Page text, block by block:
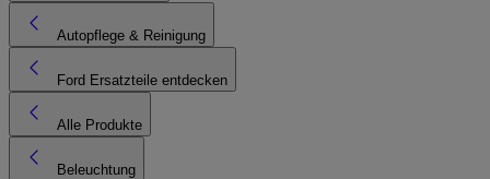
Autopflege & Reinigung
Ford Ersatzteile entdecken
Alle Produkte
Beleuchtung